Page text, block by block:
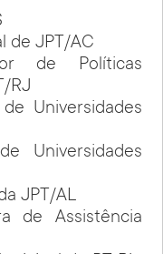
de JPT/AC
de Políticas
RJ
Universidades
Universidades
JPT/AL
de Assistência